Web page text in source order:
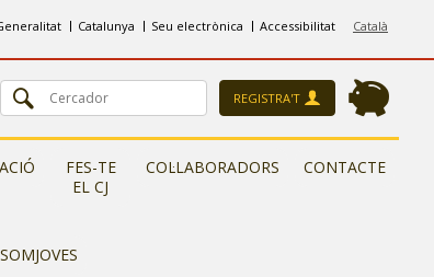
Català
Catalunya Seu electrònica Accessibilitat
REGISTRA'T
FES-TE
EL CJ
COL·LABORADORS CONTACTE